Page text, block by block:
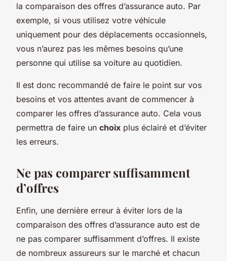
la comparaison des offres d’assurance auto. Par
exemple, si vous utilisez votre véhicule
uniquement pour des déplacements occasionnels,
vous n’aurez pas les mêmes besoins qu’une
personne qui utilise sa voiture au quotidien.
Il est donc recommandé de faire le point sur vos
besoins et vos attentes avant de commencer à
comparer les offres d’assurance auto. Cela vous
permettra de faire un choix plus éclairé et d’éviter
les erreurs.
Ne pas comparer suffisamment
d’offres
Enfin, une dernière erreur à éviter lors de la
comparaison des offres d’assurance auto est de
ne pas comparer suffisamment d’offres. Il existe
de nombreux assureurs sur le marché et chacun